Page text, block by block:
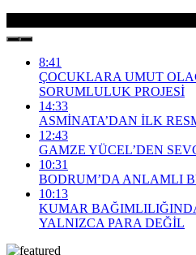
8:41
ÇOCUKLARA UMUT
SORUMLULUK PROJESİ
14:33
ASMİNATA’DAN İLK
12:43
GAMZE YÜCEL’DEN
10:31
BODRUM’DA ANLAMLI
10:13
KUMAR
YALNIZCA PARA DEĞİL